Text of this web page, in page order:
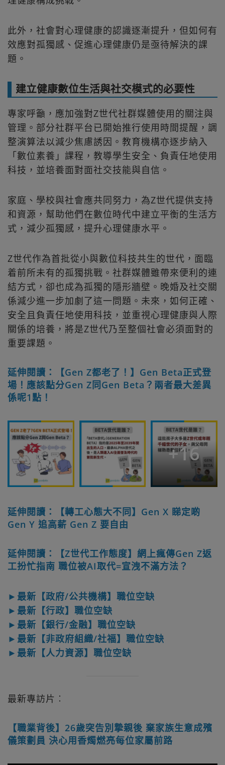
此外，社會對心理健康的認識逐漸提升，但如何有
效應對孤獨感、促進心理健康仍是亟待解決的課
題。
建立健康數位生活與社交模式的必要性
專家呼籲，應加強對Z世代社群媒體使用的關注與
管理。部分社群平台已開始推行使用時間提醒，調
整演算法以減少焦慮誘因。教育機構亦逐步納入
「數位素養」課程，教導學生安全、負責任地使用
科技，並培養面對面社交技能與自信。
家庭、學校與社會應共同努力，為Z世代提供支持
和資源，幫助他們在數位時代中建立平衡的生活方
式，減少孤獨感，提升心理健康水平。
Z世代作為首批從小與數位科技共生的世代，面臨
着前所未有的孤獨挑戰。社群媒體雖帶來便利的連
結方式，卻也成為孤獨的隱形牆壁。晚婚及社交關
係減少進一步加劇了這一問題。未來，如何正確、
安全且負責任地使用科技，並重視心理健康與人際
關係的培養，將是Z世代乃至整個社會必須面對的
重要課題。
延伸閱讀：【Gen Z都老了！】Gen Beta正式登
場！應該點分Gen Z同Gen Beta？兩者最大差異
係呢1點！
+16
延伸閱讀：【轉工心態大不同】Gen X 睇定啲
Gen Y 追高薪 Gen Z 要自由
延伸閱讀：【Z世代工作態度】網上瘋傳Gen Z返
工扮忙指南 職位被AI取代=宣洩不滿方法？
►最新【政府/公共機構】職位空缺
►最新【行政】職位空缺
►最新【銀行/金融】職位空缺
►最新【非政府組織/社福】職位空缺
►最新【人力資源】職位空缺
最新專訪片︰
【職業背後】26歲突告別摯親後 棄家族生意成殯
儀策劃員 決心用香燭燃亮每位家屬前路